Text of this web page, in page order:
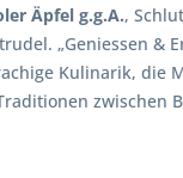
Äpfel g.g.A.,
„Geniessen &
Kulinarik, die
zwischen